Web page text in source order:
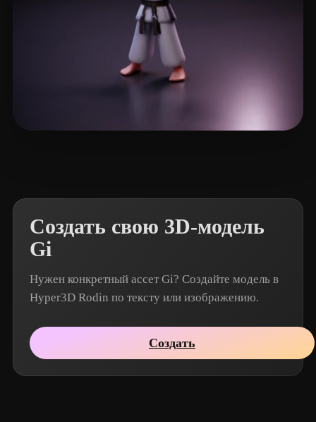
Создать свою 3D-модель
Gi
Нужен конкретный ассет Gi? Создайте модель в
Hyper3D Rodin по тексту или изображению.
Создать